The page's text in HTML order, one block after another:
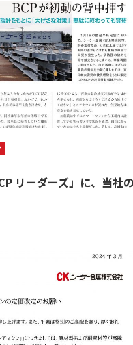
リーダーズ」に、当社